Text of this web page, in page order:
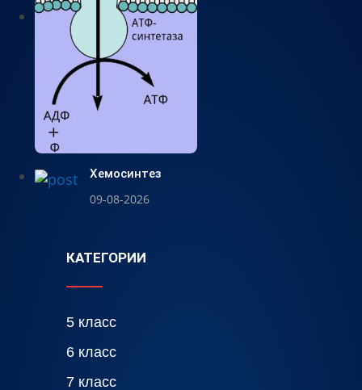
Хемосинтез
09-08-2026
КАТЕГОРИИ
5 класс
6 класс
7 класс